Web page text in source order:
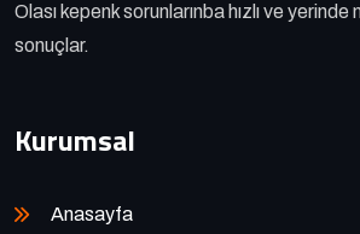
Olası kepenk sorunlarınba hızlı ve yerinde
sonuçlar.
Kurumsal
Anasayfa